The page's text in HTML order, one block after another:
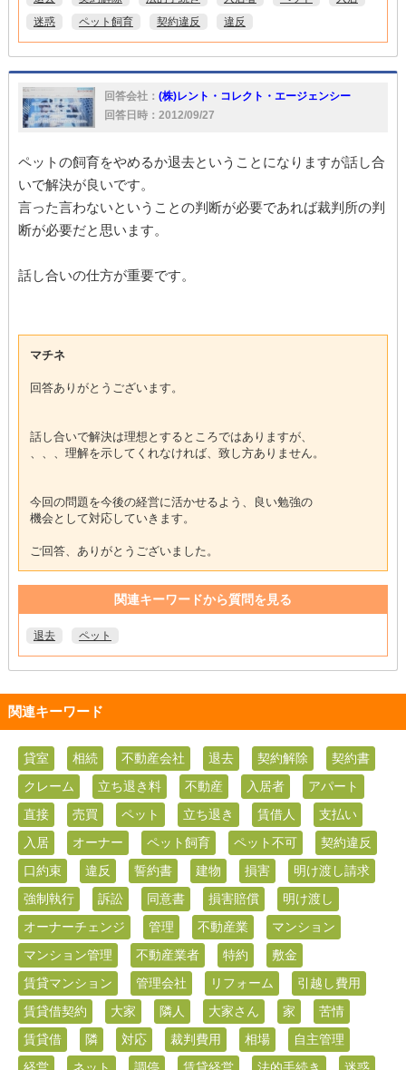
迷惑
ペット飼育 契約違反 違反
回答会社： (株)レント・コレクト・エージェンシー
回答日時：2012/09/27
ペットの飼育をやめるか退去ということになりますが話し合
いで解決が良いです。
言った言わないということの判断が必要であれば裁判所の判
断が必要だと思います。
話し合いの仕方が重要です。
マチネ
回答ありがとうございます。
話し合いで解決は理想とするところではありますが、
、、、理解を示してくれなければ、致し方ありません。
今回の問題を今後の経営に活かせるよう、良い勉強の
機会として対応していきます。
ご回答、ありがとうございました。
関連キーワードから質問を見る
退去 ペット
関連キーワード
貸室 相続 不動産会社 退去 契約解除
契約書
クレーム
立ち退き料 不動産 入居者
アパート
直接
売買 ペット 立ち退き 賃借人
支払い
入居
オーナー ペット飼育 ペット不可
契約違反
口約束
違反 誓約書 建物 損害
明け渡し請求
強制執行
訴訟 同意書 損害賠償
明け渡し
オーナーチェンジ
管理 不動産業
マンション
マンション管理
不動産業者 特約
敷金
賃貸マンション
管理会社 リフォーム
引越し費用
賃貸借契約
大家 隣人 大家さん 家
苦情
賃貸借
隣 対応 裁判費用 相場
自主管理